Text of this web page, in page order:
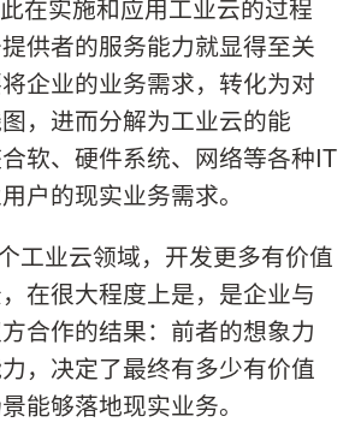
在实施和应用工业云的过程
供者的服务能力就显得至关
企业的业务需求，转化为对
，进而分解为工业云的能
软、硬件系统、网络等各种IT
户的现实业务需求。
工业云领域，开发更多有价值
在很大程度上是，是企业与
合作的结果：前者的想象力
，决定了最终有多少有价值
能够落地现实业务。